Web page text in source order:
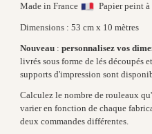
Made in France Papier peint
Dimensions : 53 cm x 10 mètres
Nouveau : personnalisez vos
livrés sous forme de lés découpés
supports d'impression sont
Calculez le nombre de rouleaux
varier en fonction de chaque
deux commandes différentes.